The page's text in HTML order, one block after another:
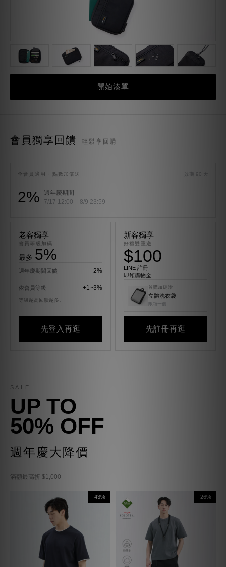
開始湊單
會員獨享回饋 輕鬆享回購
全會員適用 · 點數加倍送 效期 90 天
2%
週年慶期間
7/17 12:00 – 8/9 23:59
老客獨享
會員等級加碼
最多 5%
週年慶期間回饋 2%
依會員等級 +1~3%
等級越高回饋越多。
先登入再逛
新客獨享
好禮雙重送
$100
LINE 註冊
即領購物金
首購加碼贈
立體洗衣袋
限領一個
先註冊再逛
SALE
UP TO
50% OFF
週年慶大降價
滿額最高折 $1,000
-43% -26%